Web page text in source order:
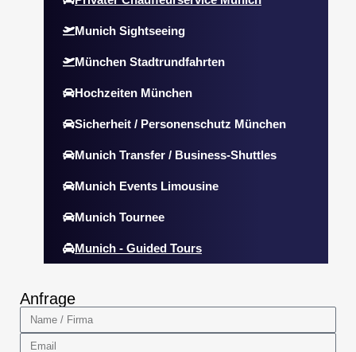
Munich Sightseeing
München Stadtrundfahrten
Hochzeiten München
Sicherheit / Personenschutz München
Munich Transfer / Business-Shuttles
Munich Events Limousine
Munich Tournee
Munich - Guided Tours
Anfrage